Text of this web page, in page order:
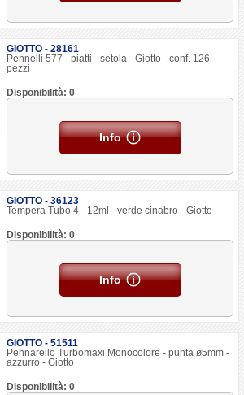
GIOTTO - 28161
Pennelli 577 - piatti - setola - Giotto - conf. 126
pezzi
Disponibilità: 0
Info
GIOTTO - 36123
Tempera Tubo 4 - 12ml - verde cinabro - Giotto
Disponibilità: 0
Info
GIOTTO - 51511
Pennarello Turbomaxi Monocolore - punta ø5mm -
azzurro - Giotto
Disponibilità: 0